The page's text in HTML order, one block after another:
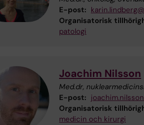
E-post:
Organisatorisk
patologi
Joachim Nilsson
Med.dr,
E-post:
Organisatorisk
medicin och kirurgi